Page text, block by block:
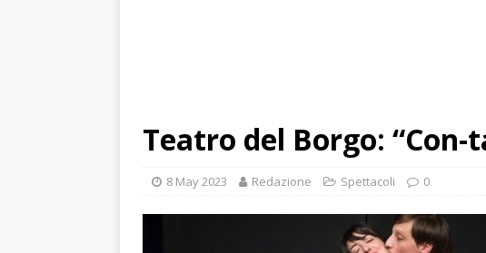
Teatro del Borgo: “Con-
8 May 2023 Redazione Spettacoli 0